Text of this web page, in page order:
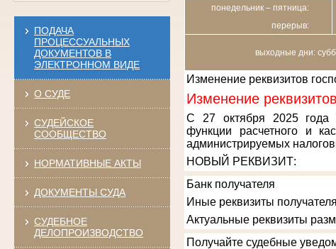
ПОДАЧА
ПРОЦЕССУАЛЬНЫХ
ДОКУМЕНТОВ В
ЭЛЕКТРОННОМ ВИДЕ
О СУДЕ
СУДЕЙСКОЕ
СООБЩЕСТВО
НОРМАТИВНЫЕ АКТЫ
ДОКУМЕНТЫ СУДА
СУДЕБНОЕ
ДЕЛОПРОИЗВОДСТВО
понедельник – пятница:
перерыв:
выходные дни:
Изменение реквизитов
Изменение
С 27 октября 2025 года
функции расчетного и
администрируемых
НОВЫЙ РЕКВИЗИТ:
Банк получателя
Иные реквизиты
Актуальные реквизиты
Получайте судебные